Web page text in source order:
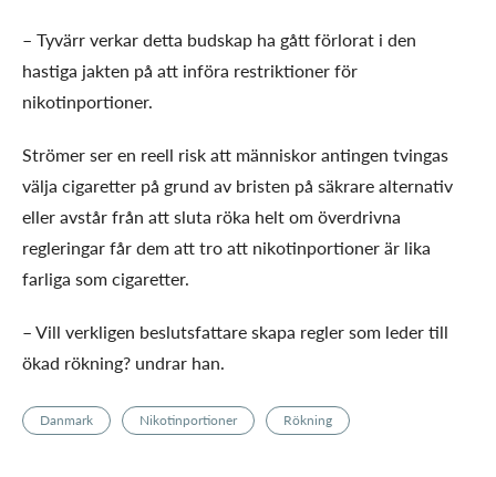
– Tyvärr verkar detta budskap ha gått förlorat i den
hastiga jakten på att införa restriktioner för
nikotinportioner.
Strömer ser en reell risk att människor antingen tvingas
välja cigaretter på grund av bristen på säkrare alternativ
eller avstår från att sluta röka helt om överdrivna
regleringar får dem att tro att nikotinportioner är lika
farliga som cigaretter.
– Vill verkligen beslutsfattare skapa regler som leder till
ökad rökning? undrar han.
Danmark Nikotinportioner Rökning